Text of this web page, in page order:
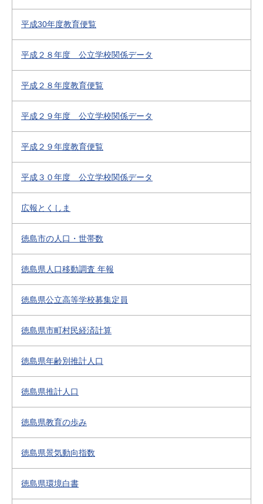
平成30年度教育便覧
平成２８年度 公立学校関係データ
平成２８年度教育便覧
平成２９年度 公立学校関係データ
平成２９年度教育便覧
平成３０年度 公立学校関係データ
広報とくしま
徳島市の人口・世帯数
徳島県人口移動調査 年報
徳島県公立高等学校募集定員
徳島県市町村民経済計算
徳島県年齢別推計人口
徳島県推計人口
徳島県教育の歩み
徳島県景気動向指数
徳島県環境白書